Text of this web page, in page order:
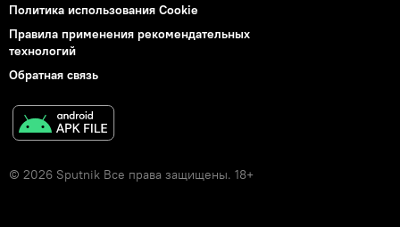
Политика использования Cookie
Правила применения рекомендательных
технологий
Обратная связь
© 2026 Sputnik Все права защищены. 18+